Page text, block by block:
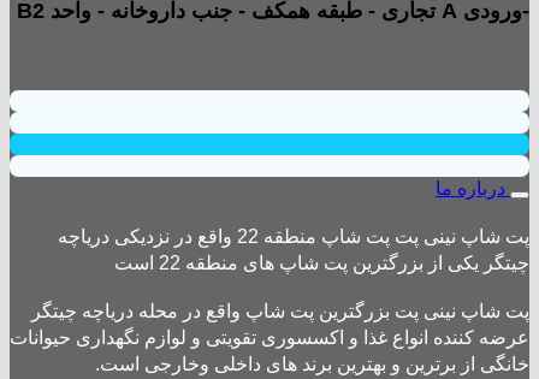
-ورودی A تجاری - طبقه همکف - جنب داروخانه - واحد B2
درباره ما
پت شاپ نینی پت پت شاپ منطقه 22 واقع در نزدیکی دریاچه
چیتگر یکی از بزرگترین پت شاپ های منطقه 22 است
پت شاپ نینی پت بزرگترین پت شاپ واقع در محله دریاچه چیتگر
عرضه کننده انواع غذا و اکسسوری تقویتی و لوازم نگهداری حیوانات
خانگی از برترین و بهترین برند های داخلی وخارجی است.